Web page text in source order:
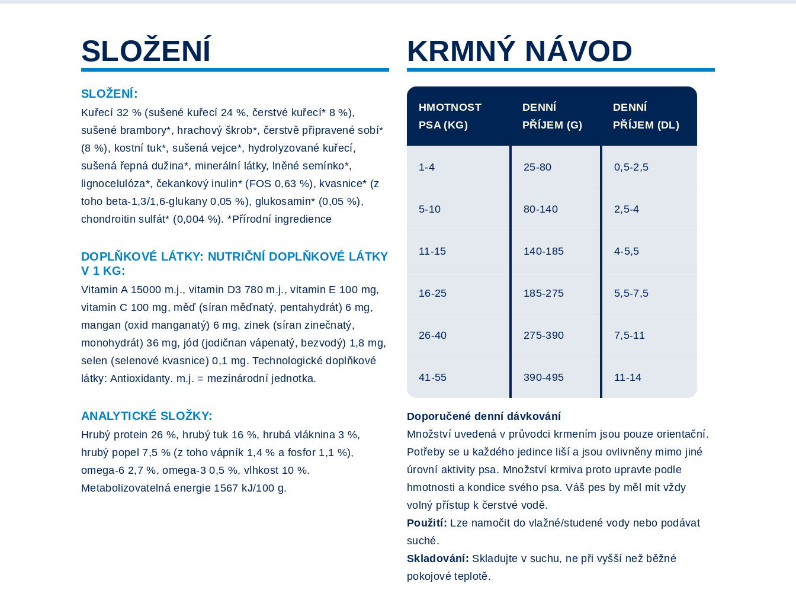
SLOŽENÍ
SLOŽENÍ:
Kuřecí 32 % (sušené kuřecí 24 %, čerstvé kuřecí* 8 %),
sušené brambory*, hrachový škrob*, čerstvě připravené sobí*
(8 %), kostní tuk*, sušená vejce*, hydrolyzované kuřecí,
sušená řepná dužina*, minerální látky, lněné semínko*,
lignocelulóza*, čekankový inulin* (FOS 0,63 %), kvasnice* (z
toho beta-1,3/1,6-glukany 0,05 %), glukosamin* (0,05 %),
chondroitin sulfát* (0,004 %). *Přírodní ingredience
DOPLŇKOVÉ LÁTKY: NUTRIČNÍ DOPLŇKOVÉ LÁTKY
V 1 KG:
Vitamin A 15000 m.j., vitamin D3 780 m.j., vitamin E 100 mg,
vitamin C 100 mg, měď (síran měďnatý, pentahydrát) 6 mg,
mangan (oxid manganatý) 6 mg, zinek (síran zinečnatý,
monohydrát) 36 mg, jód (jodičnan vápenatý, bezvodý) 1,8 mg,
selen (selenové kvasnice) 0,1 mg. Technologické doplňkové
látky: Antioxidanty. m.j. = mezinárodní jednotka.
ANALYTICKÉ SLOŽKY:
Hrubý protein 26 %, hrubý tuk 16 %, hrubá vláknina 3 %,
hrubý popel 7,5 % (z toho vápník 1,4 % a fosfor 1,1 %),
omega-6 2,7 %, omega-3 0,5 %, vlhkost 10 %.
Metabolizovatelná energie 1567 kJ/100 g.
KRMNÝ NÁVOD
HMOTNOST
PSA (KG)
DENNÍ
PŘÍJEM (G)
DENNÍ
PŘÍJEM (DL)
1-4 25-80 0,5-2,5
5-10 80-140 2,5-4
11-15 140-185 4-5,5
16-25 185-275 5,5-7,5
26-40 275-390 7,5-11
41-55 390-495 11-14
Doporučené denní dávkování
Množství uvedená v průvodci krmením jsou pouze orientační.
Potřeby se u každého jedince liší a jsou ovlivněny mimo jiné
úrovní aktivity psa. Množství krmiva proto upravte podle
hmotnosti a kondice svého psa. Váš pes by měl mít vždy
volný přístup k čerstvé vodě.
Použití: Lze namočit do vlažné/studené vody nebo podávat
suché.
Skladování: Skladujte v suchu, ne při vyšší než běžné
pokojové teplotě.